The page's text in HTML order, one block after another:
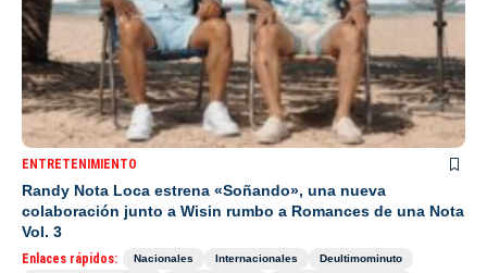
ENTRETENIMIENTO
Randy Nota Loca estrena «Soñando», una nueva
colaboración junto a Wisin rumbo a Romances de una Nota
Vol. 3
Enlaces rápidos: Nacionales Internacionales
Deultimominuto